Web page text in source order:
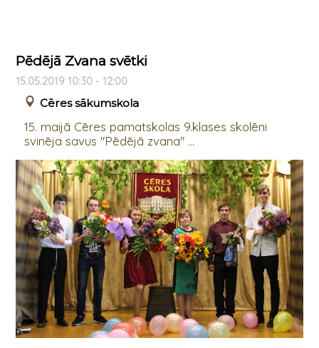
Pēdējā Zvana svētki
15.05.2019 10:30 - 12:00
Cēres sākumskola
15. maijā Cēres pamatskolas 9.klases skolēni
svinēja savus "Pēdējā zvana" ...